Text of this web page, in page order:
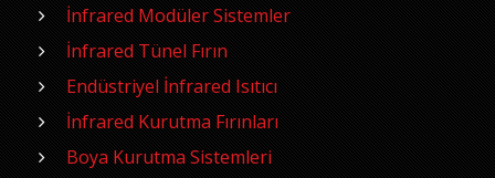
İnfrared Modüler Sistemler
İnfrared Tünel Fırın
Endüstriyel İnfrared Isıtıcı
İnfrared Kurutma Fırınları
Boya Kurutma Sistemleri